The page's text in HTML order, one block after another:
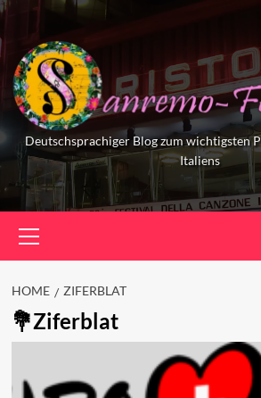
Skip
to
content
Deutschsprachiger Blog zum wichtigsten
Italiens
Menu
HOME ZIFERBLAT
Ziferblat